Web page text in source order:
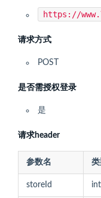
https://www.
请求方式
POST
是否需授权登录
是
请求header
参数名
storeId int